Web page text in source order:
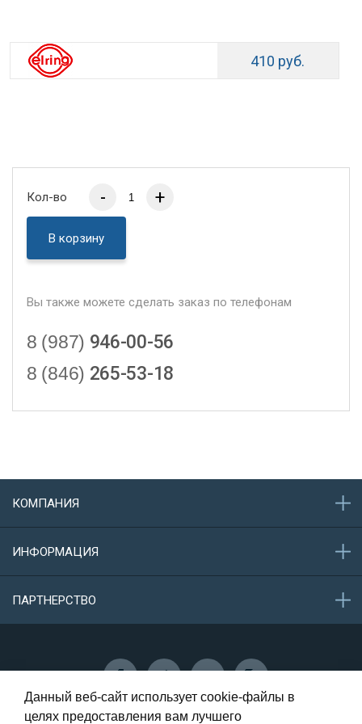
410 руб.
Кол-во - +
В корзину
Вы также можете сделать заказ по телефонам
8 (987) 946-00-56
8 (846) 265-53-18
КОМПАНИЯ
Акции
ИНФОРМАЦИЯ
Конфиденциальность данных
ПАРТНЕРСТВО
Данный веб-сайт использует cookie-файлы в
целях предоставления вам лучшего